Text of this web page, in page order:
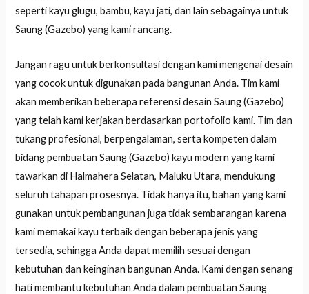
seperti kayu glugu, bambu, kayu jati, dan lain sebagainya untuk
Saung (Gazebo) yang kami rancang.
Jangan ragu untuk berkonsultasi dengan kami mengenai desain
yang cocok untuk digunakan pada bangunan Anda. Tim kami
akan memberikan beberapa referensi desain Saung (Gazebo)
yang telah kami kerjakan berdasarkan portofolio kami. Tim dan
tukang profesional, berpengalaman, serta kompeten dalam
bidang pembuatan Saung (Gazebo) kayu modern yang kami
tawarkan di Halmahera Selatan, Maluku Utara, mendukung
seluruh tahapan prosesnya. Tidak hanya itu, bahan yang kami
gunakan untuk pembangunan juga tidak sembarangan karena
kami memakai kayu terbaik dengan beberapa jenis yang
tersedia, sehingga Anda dapat memilih sesuai dengan
kebutuhan dan keinginan bangunan Anda. Kami dengan senang
hati membantu kebutuhan Anda dalam pembuatan Saung